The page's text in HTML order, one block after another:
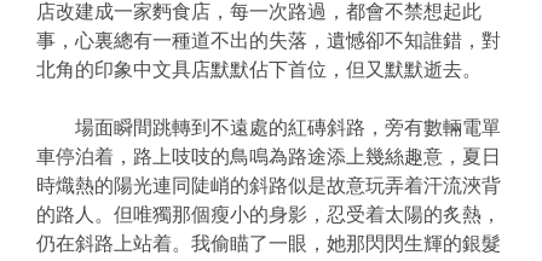
店改建成一家麪食店，每一次路過，都會不禁想起此
事，心裏總有一種道不出的失落，遺憾卻不知誰錯，對
北角的印象中文具店默默佔下首位，但又默默逝去。
場面瞬間跳轉到不遠處的紅磚斜路，旁有數輛電單
車停泊着，路上吱吱的鳥鳴為路途添上幾絲趣意，夏日
時熾熱的陽光連同陡峭的斜路似是故意玩弄着汗流浹背
的路人。但唯獨那個瘦小的身影，忍受着太陽的炙熱，
仍在斜路上站着。我偷瞄了一眼，她那閃閃生輝的銀髮